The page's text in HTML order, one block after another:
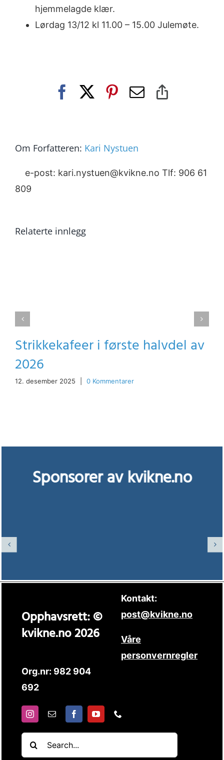
hjemmelagde klær.
Lørdag 13/12 kl 11.00 – 15.00 Julemøte.
Facebook Pinterest
E-
Om Forfatteren: Kari Nystuen
e-post: kari.nystuen@kvikne.no Tlf: 906 61
809
Relaterte innlegg
Strikkekafeer i første halvdel av
2026
12. desember 2025 0 Kommentarer
Sponsorer av kvikne.no
Opphavsrett: ©
kvikne.no 2026
Org.nr: 982 904
692
Kontakt:
post@kvikne.no
Våre
personvernregler
Søk
etter: